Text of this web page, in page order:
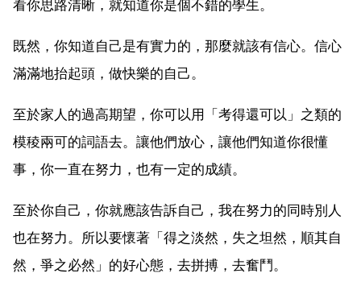
看你思路清晰，就知道你是個不錯的學生。
既然，你知道自己是有實力的，那麼就該有信心。信心
滿滿地抬起頭，做快樂的自己。
至於家人的過高期望，你可以用「考得還可以」之類的
模稜兩可的詞語去。讓他們放心，讓他們知道你很懂
事，你一直在努力，也有一定的成績。
至於你自己，你就應該告訴自己，我在努力的同時別人
也在努力。所以要懷著「得之淡然，失之坦然，順其自
然，爭之必然」的好心態，去拼搏，去奮鬥。